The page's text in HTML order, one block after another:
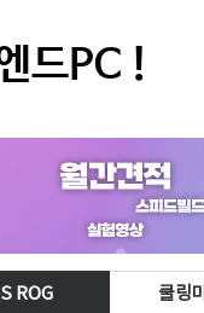
드PC !
ROG 쿨링